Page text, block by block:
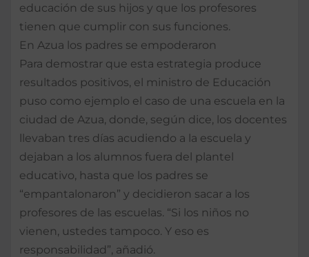
educación de sus hijos y que los profesores
tienen que cumplir con sus funciones.
En Azua los padres se empoderaron
Para demostrar que esta estrategia produce
resultados positivos, el ministro de Educación
puso como ejemplo el caso de una escuela en la
ciudad de Azua, donde, según dice, los docentes
llevaban tres días acudiendo a la escuela y
dejaban a los alumnos fuera del plantel
educativo, hasta que los padres se
“empantalonaron” y decidieron sacar a los
profesores de las escuelas. “Si los niños no
vienen, ustedes tampoco. Y eso es
responsabilidad”, añadió.